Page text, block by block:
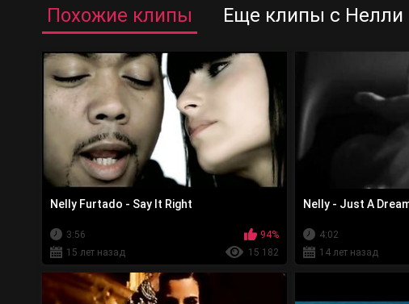
Похожие клипы Еще клипы с Нелли
Nelly Furtado - Say It Right
3:56
94%
15 лет назад
15 182
Nelly - Just A
4:02
14 лет назад